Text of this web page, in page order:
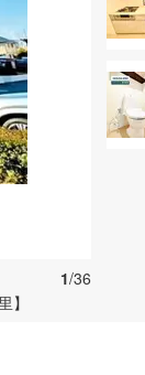
1/36
】